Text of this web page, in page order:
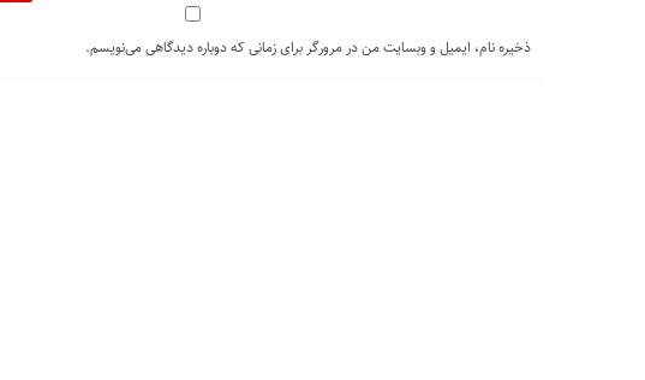
ذخیره نام، ایمیل و وبسایت من در مرورگر برای زمانی که دوباره دیدگاهی می‌نویسم.